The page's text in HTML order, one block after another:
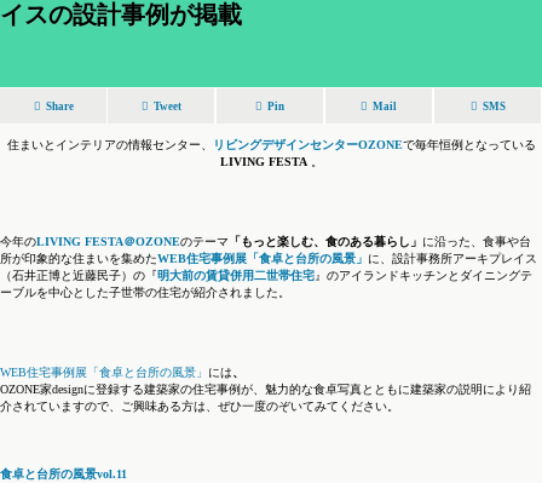
イスの設計事例が掲載
Share Tweet Pin Mail SMS
住まいとインテリアの情報センター、 リビングデザインセンターOZONEで毎年恒例となっている
LIVING FESTA。
今年のLIVING FESTA＠OZONEのテーマ 「もっと楽しむ、食のある暮らし」 に沿った、食事や台
所が印象的な住まいを集めたWEB住宅事例展「食卓と台所の風景」 に、設計事務所アーキプレイス
（石井正博と近藤民子）の『明大前の賃貸併用二世帯住宅』のアイランドキッチンとダイニングテ
ーブルを中心とした子世帯の住宅が紹介されました。
WEB住宅事例展「食卓と台所の風景」 には、
OZONE家designに登録する建築家の住宅事例が、魅力的な食卓写真とともに建築家の説明により紹
介されていますので、ご興味ある方は、ぜひ一度のぞいてみてください。
食卓と台所の風景vol.11